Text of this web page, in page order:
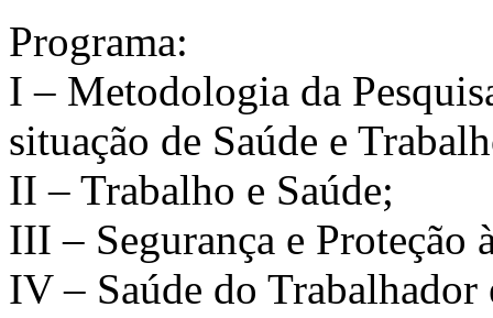
Programa:
I – Metodologia da
situação de Saúde e
II – Trabalho e Saúde;
III – Segurança e Proteção
IV – Saúde do Trabalhador